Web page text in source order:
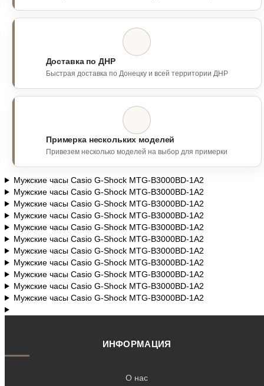
Доставка по ДНР
Быстрая доставка по Донецку и всей территории ДНР
Примерка нескольких моделей
Привезем несколько моделей на выбор для примерки
Мужские часы Casio G-Shock MTG-B3000BD-1A2
Мужские часы Casio G-Shock MTG-B3000BD-1A2
Мужские часы Casio G-Shock MTG-B3000BD-1A2
Мужские часы Casio G-Shock MTG-B3000BD-1A2
Мужские часы Casio G-Shock MTG-B3000BD-1A2
Мужские часы Casio G-Shock MTG-B3000BD-1A2
Мужские часы Casio G-Shock MTG-B3000BD-1A2
Мужские часы Casio G-Shock MTG-B3000BD-1A2
Мужские часы Casio G-Shock MTG-B3000BD-1A2
Мужские часы Casio G-Shock MTG-B3000BD-1A2
Мужские часы Casio G-Shock MTG-B3000BD-1A2
ИНФОРМАЦИЯ
О нас